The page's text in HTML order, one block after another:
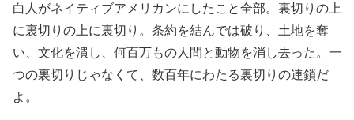
白人がネイティブアメリカンにしたこと全部。裏切りの上
に裏切りの上に裏切り。条約を結んでは破り、土地を奪
い、文化を潰し、何百万もの人間と動物を消し去った。一
つの裏切りじゃなくて、数百年にわたる裏切りの連鎖だ
よ。